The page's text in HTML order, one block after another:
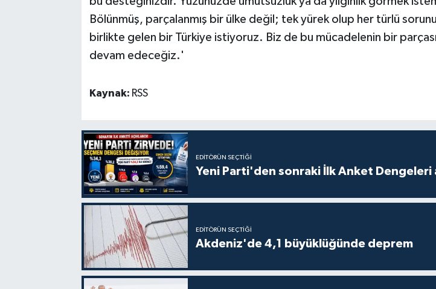
Bölünmüş, parçalanmış bir ülke değil; tek yürek olup her türlü
birlikte gelen bir Türkiye istiyoruz. Biz de bu mücadelenin bir
devam edeceğiz.'
Kaynak: RSS
EDITÖRÜN SEÇTIĞI
Yeni Parti'den sonraki İlk Anket Dengeleri
EDITÖRÜN SEÇTIĞI
Akdeniz'de 4,1 büyüklüğünde deprem